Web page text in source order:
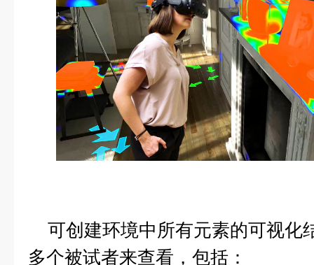
可创建环境中所有元素的可视化
多个被试者来查看，包括：